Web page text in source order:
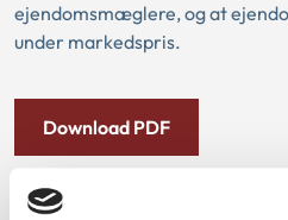
ejendomsmæglere, og at
under markedspris.
Download PDF